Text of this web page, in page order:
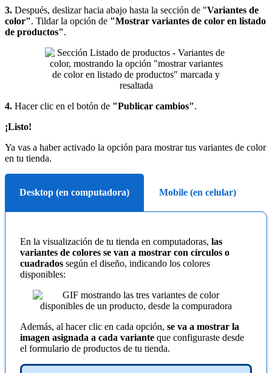
3. Después, deslizar hacia abajo hasta la sección de "Variantes de
color". Tildar la opción de "Mostrar variantes de color en listado
de productos".
4. Hacer clic en el botón de "Publicar cambios".
¡Listo!
Ya vas a haber activado la opción para mostrar tus variantes de color
en tu tienda.
Desktop (en computadora) Mobile (en celular)
En la visualización de tu tienda en computadoras, las
variantes de colores se van a mostrar con círculos o
cuadrados según el diseño, indicando los colores
disponibles:
Además, al hacer clic en cada opción, se va a mostrar la
imagen asignada a cada variante que configuraste desde
el formulario de productos de tu tienda.